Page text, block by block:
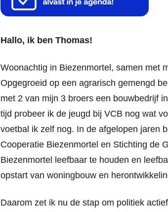
Hallo, ik ben Thomas!
Woonachtig in Biezenmortel, samen met
Opgegroeid op een agrarisch gemengd
met 2 van mijn 3 broers een bouwbedrijf
tijd probeer ik de jeugd bij VCB nog wat
voetbal ik zelf nog. In de afgelopen jaren
Cooperatie Biezenmortel en Stichting de
Biezenmortel leefbaar te houden en
opstart van woningbouw en
Daarom zet ik nu de stap om politiek